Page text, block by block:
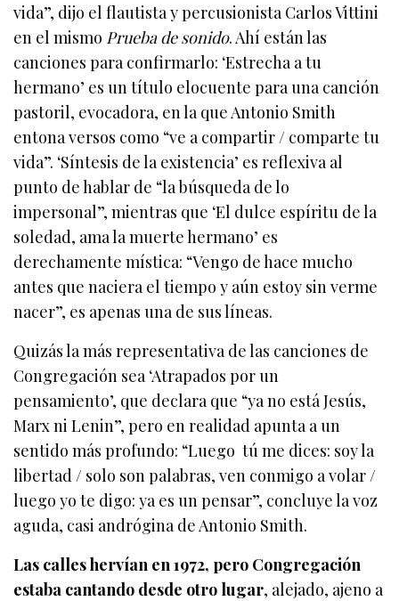
vida”, dijo el flautista y percusionista Carlos Vittini
en el mismo Prueba de sonido. Ahí están las
canciones para confirmarlo: ‘Estrecha a tu
hermano’ es un título elocuente para una canción
pastoril, evocadora, en la que Antonio Smith
entona versos como “ve a compartir / comparte tu
vida”. ‘Síntesis de la existencia’ es reflexiva al
punto de hablar de “la búsqueda de lo
impersonal”, mientras que ‘El dulce espíritu de la
soledad, ama la muerte hermano’ es
derechamente mística: “Vengo de hace mucho
antes que naciera el tiempo y aún estoy sin verme
nacer”, es apenas una de sus líneas.
Quizás la más representativa de las canciones de
Congregación sea ‘Atrapados por un
pensamiento’, que declara que “ya no está Jesús,
Marx ni Lenin”, pero en realidad apunta a un
sentido más profundo: “Luego tú me dices: soy la
libertad / solo son palabras, ven conmigo a volar /
luego yo te digo: ya es un pensar”, concluye la voz
aguda, casi andrógina de Antonio Smith.
Las calles hervían en 1972, pero Congregación
estaba cantando desde otro lugar, alejado, ajeno a